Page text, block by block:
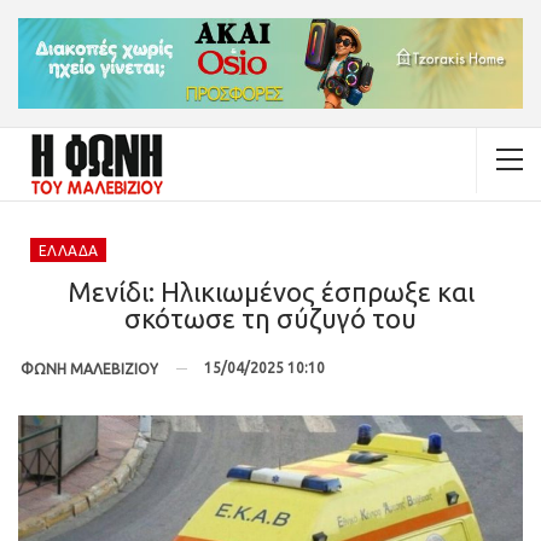
ΕΛΛΆΔΑ
Μενίδι: Ηλικιωμένος έσπρωξε και
σκότωσε τη σύζυγό του
ΦΩΝΗ ΜΑΛΕΒΙΖΙΟΥ 15/04/2025 10:10